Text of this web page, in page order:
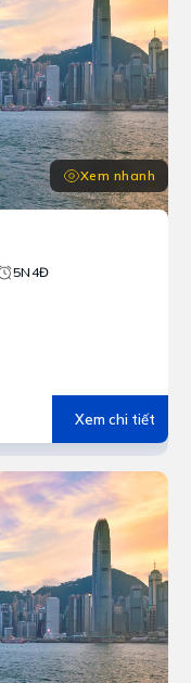
Xem nhanh
5N4Đ
Xem chi tiết